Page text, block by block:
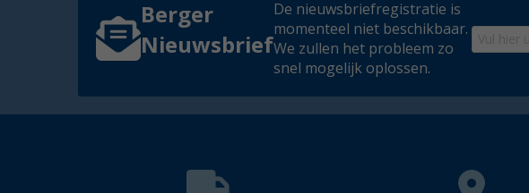
Berger
Nieuwsbrief
De nieuwsbriefregistratie is
momenteel niet beschikbaar.
We zullen het probleem zo
snel mogelijk oplossen.